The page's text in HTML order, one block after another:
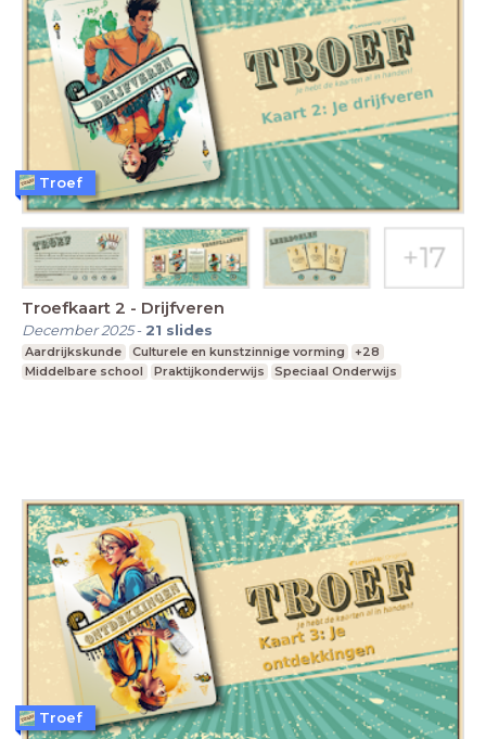
Troefkaart 2 - Drijfveren
December 2025- 21 slides
Aardrijkskunde Culturele en kunstzinnige vorming
+28
Middelbare school
Praktijkonderwijs Speciaal Onderwijs
Troef
Troef